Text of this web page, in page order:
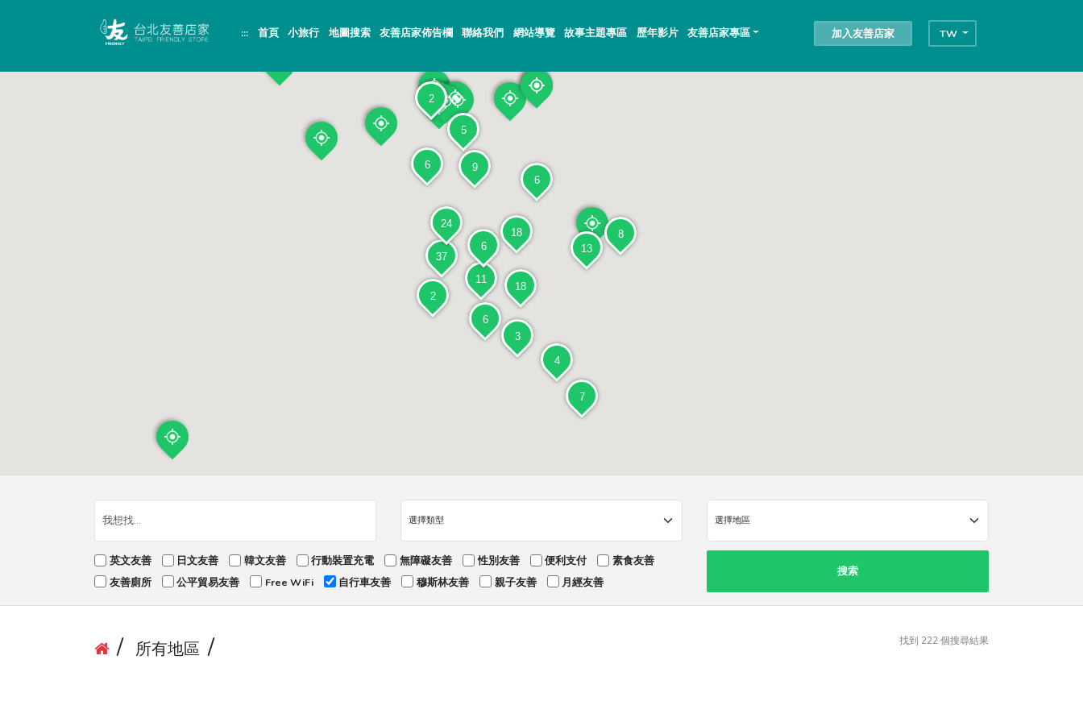
容
::: 首頁 小旅行 地圖搜索 友善店家佈告欄 聯絡我們 網站導覽 故事主題專區 歷年影片 友善店家專區 加入友善店家 TW
6
9
13
18
2
5
11
37
18
6
8
7
4
3
24
6
2
6
英文友善 日文友善 韓文友善 行動裝置充電 無障礙友善 性別友善 便利支付
素食友善
友善廁所
公平貿易友善 Free WiFi 自行車友善 穆斯林友善 親子友善 月經友善
搜索
所有地區 找到 222個搜尋結果